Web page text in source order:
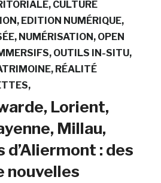
CULTURE
EDITION NUMÉRIQUE
NUMÉRISATION OPEN
OUTILS IN-SITU
RÉALITÉ
Lorient,
Millau,
: des
nouvelles